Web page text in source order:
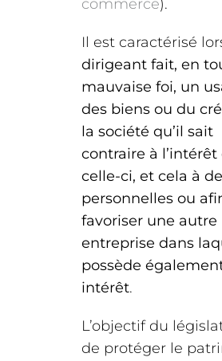
commerce).
Il est caractérisé
dirigeant fait, en
mauvaise foi, un
des biens ou du
la société qu’il sait
contraire à l’intérêt
celle-ci, et cela à
personnelles ou
favoriser une autre
entreprise dans
possède
intérêt.
L’objectif du
de protéger le